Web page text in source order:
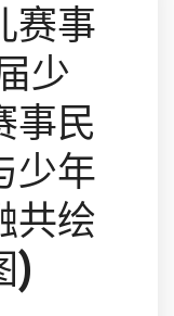
赛事
少
事民
少年
共绘
)